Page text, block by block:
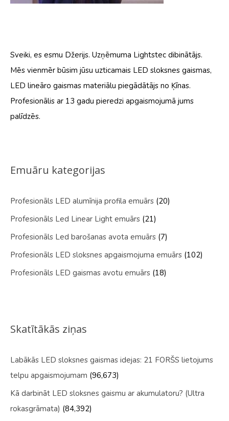
Sveiki, es esmu Džerijs. Uzņēmuma Lightstec dibinātājs.
Mēs vienmēr būsim jūsu uzticamais LED sloksnes gaismas,
LED lineāro gaismas materiālu piegādātājs no Ķīnas.
Profesionālis ar 13 gadu pieredzi apgaismojumā jums
palīdzēs.
Emuāru kategorijas
Profesionāls LED alumīnija profila emuārs (20)
Profesionāls Led Linear Light emuārs (21)
Profesionāls Led barošanas avota emuārs (7)
Profesionāls LED sloksnes apgaismojuma emuārs (102)
Profesionāls LED gaismas avotu emuārs (18)
Skatītākās ziņas
Labākās LED sloksnes gaismas idejas: 21 FORŠS lietojums
telpu apgaismojumam (96,673)
Kā darbināt LED sloksnes gaismu ar akumulatoru? (Ultra
rokasgrāmata) (84,392)